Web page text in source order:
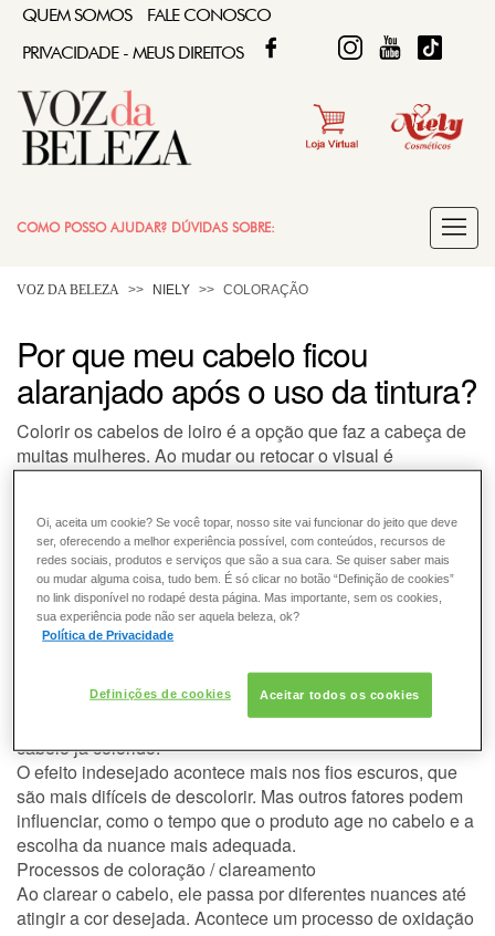
QUEM SOMOS
FALE CONOSCO
PRIVACIDADE - MEUS DIREITOS
FACEBOOK
TWITTERFIQUE DIVAFIQUE DIVA
COMO POSSO AJUDAR? DÚVIDAS SOBRE:
COLORAÇÃO
CABELO
VOZ DA BELEZA NIELY COLORAÇÃO
Por que meu cabelo ficou
alaranjado após o uso da tintura?
Colorir os cabelos de loiro é a opção que faz a cabeça de
muitas mulheres. Ao mudar ou retocar o visual é
necessário ter cautela para evitar resultados com reflexos
deixar o cabelo manchado e até com cores indesejadas
como o tom laranja.
Os cabelos naturalmente escuros a médios podem revelar,
ao serem clareados, o seu fundo de clareamento
avermelhado ou alaranjado. Isso pode acontecer ao tentar
clarear um cabelo mais escuro.
Os cabelos escuros e já coloridos para serem clareados
precisam contar com a realização de um pré-serviço,
indicado por um profissional, porque coloração não clareia
cabelo já colorido.
O efeito indesejado acontece mais nos fios escuros, que
são mais difíceis de descolorir. Mas outros fatores podem
influenciar, como o tempo que o produto age no cabelo e a
escolha da nuance mais adequada.
Processos de coloração / clareamento
Ao clarear o cabelo, ele passa por diferentes nuances até
atingir a cor desejada. Acontece um processo de oxidação
Oi, aceita um cookie? Se você topar, nosso site vai funcionar do jeito que deve
ser, oferecendo a melhor experiência possível, com conteúdos, recursos de
redes sociais, produtos e serviços que são a sua cara. Se quiser saber mais
ou mudar alguma coisa, tudo bem. É só clicar no botão “Definição de cookies”
no link disponível no rodapé desta página. Mas importante, sem os cookies,
sua experiência pode não ser aquela beleza, ok?
Política de Privacidade
Definições de cookies Aceitar todos os cookies